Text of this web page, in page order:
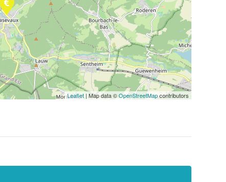
Leaflet | Map data ©OpenStreetMapcontributors